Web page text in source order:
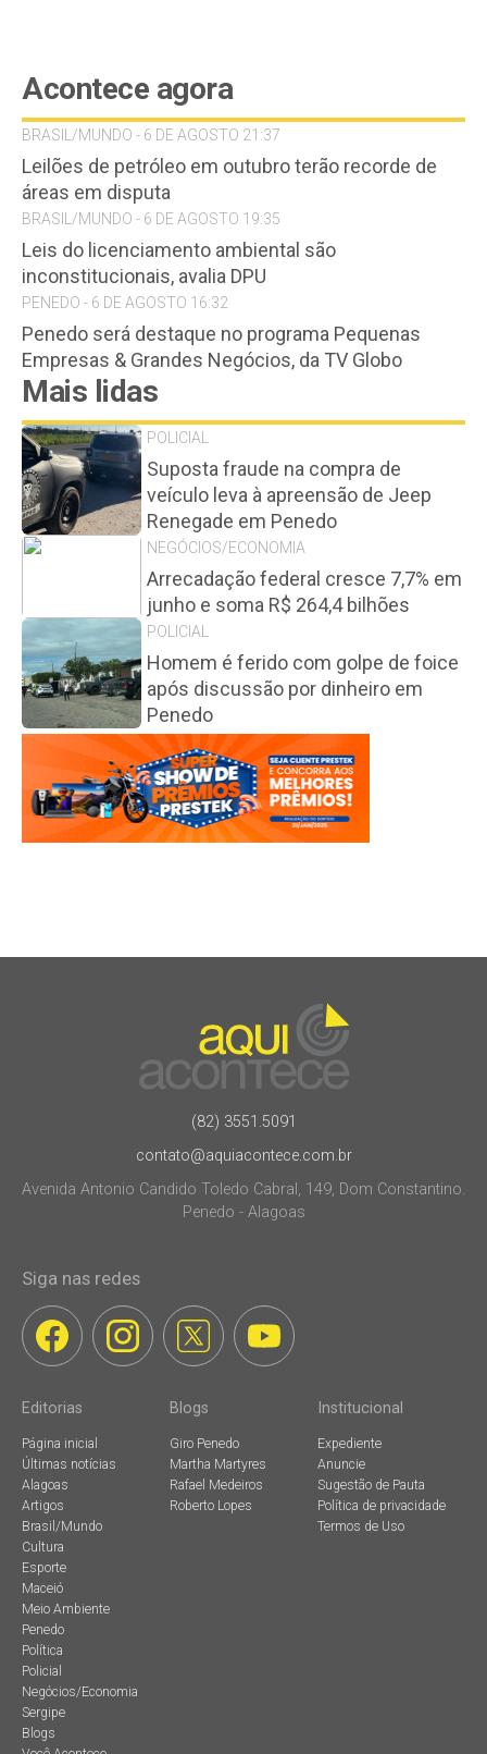
Acontece agora
BRASIL/MUNDO - 6 DE AGOSTO 21:37
Leilões de petróleo em outubro terão recorde de
áreas em disputa
BRASIL/MUNDO - 6 DE AGOSTO 19:35
Leis do licenciamento ambiental são
inconstitucionais, avalia DPU
PENEDO - 6 DE AGOSTO 16:32
Penedo será destaque no programa Pequenas
Empresas & Grandes Negócios, da TV Globo
Mais lidas
POLICIAL
Suposta fraude na compra de
veículo leva à apreensão de Jeep
Renegade em Penedo
NEGÓCIOS/ECONOMIA
Arrecadação federal cresce 7,7% em
junho e soma R$ 264,4 bilhões
POLICIAL
Homem é ferido com golpe de foice
após discussão por dinheiro em
Penedo
(82) 3551.5091
contato@aquiacontece.com.br
Avenida Antonio Candido Toledo Cabral, 149, Dom Constantino.
Penedo - Alagoas
Siga nas redes
Editorias
Página inicial
Últimas notícias
Alagoas
Artigos
Brasil/Mundo
Cultura
Esporte
Maceió
Meio Ambiente
Penedo
Política
Policial
Negócios/Economia
Sergipe
Blogs
Blogs
Giro Penedo
Martha Martyres
Rafael Medeiros
Roberto Lopes
Institucional
Expediente
Anuncie
Sugestão de Pauta
Política de privacidade
Termos de Uso